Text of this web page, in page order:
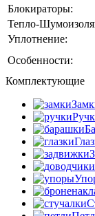
Блокираторы:
Тепло-
Уплотнение:
Особенности:
Комплектующие